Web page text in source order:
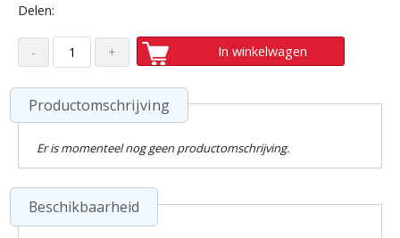
Delen:
In winkelwagen
Productomschrijving
Er is momenteel nog geen productomschrijving.
Beschikbaarheid